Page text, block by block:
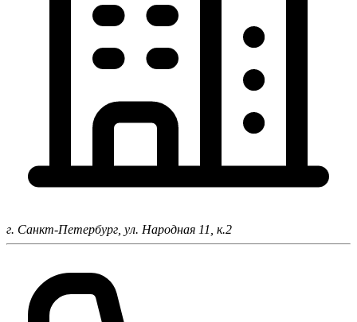
г. Санкт-Петербург, ул. Народная 11, к.2